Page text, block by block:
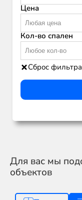
Цена
Любая цена
Кол-во спален
Любое кол-во
Сброс фильтра
Для вас мы
объектов